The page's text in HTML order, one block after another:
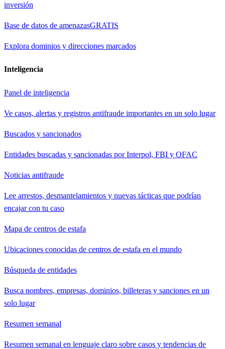
inversión
Base de datos de amenazasGRATIS
Explora dominios y direcciones marcados
Inteligencia
Panel de inteligencia
Ve casos, alertas y registros antifraude importantes en un solo lugar
Buscados y sancionados
Entidades buscadas y sancionadas por Interpol, FBI y OFAC
Noticias antifraude
Lee arrestos, desmantelamientos y nuevas tácticas que podrían
encajar con tu caso
Mapa de centros de estafa
Ubicaciones conocidas de centros de estafa en el mundo
Búsqueda de entidades
Busca nombres, empresas, dominios, billeteras y sanciones en un
solo lugar
Resumen semanal
Resumen semanal en lenguaje claro sobre casos y tendencias de